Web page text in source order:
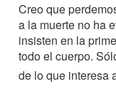
Creo que
a la muerte no ha
insisten en la
todo el cuerpo.
de lo que interesa